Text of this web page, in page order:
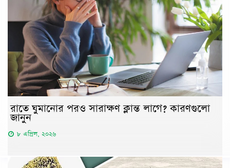
রাতে ঘুমানোর পরও সারাক্ষণ ক্লান্ত লাগে? কারণগুলো
জানুন
৮ এপ্রিল, ২০২৬